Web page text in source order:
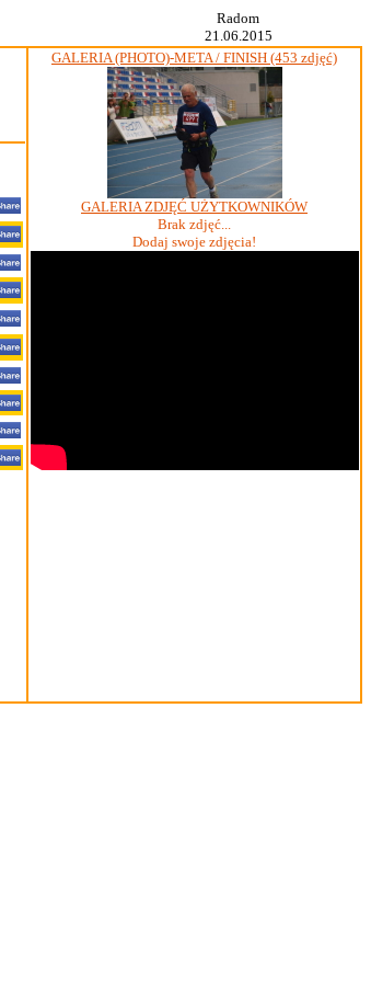
Radom
21.06.2015
GALERIA (PHOTO)-META / FINISH (453 zdjęć)
GALERIA ZDJĘĆ UŻYTKOWNIKÓW
Brak zdjęć...
Dodaj swoje zdjęcia!